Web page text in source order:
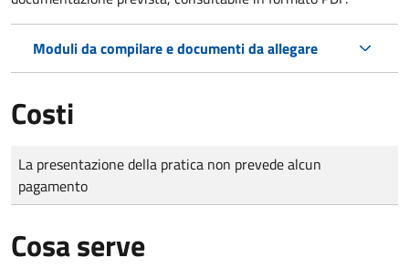
Moduli da compilare e documenti da allegare
Costi
Tipo di pagamento
Importo
La presentazione della pratica non prevede alcun
pagamento
Cosa serve